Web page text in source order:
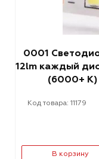
0001
12lm каждый
(6000+ К)
Код товара: 11179
В корзину